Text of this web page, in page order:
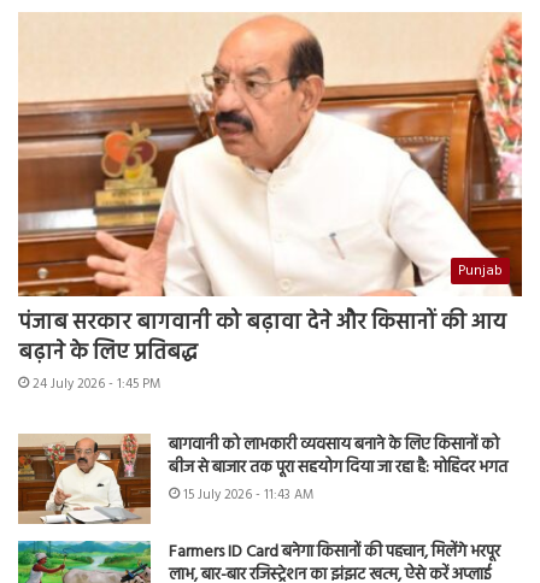
Punjab
पंजाब सरकार बागवानी को बढ़ावा देने और किसानों की आय
बढ़ाने के लिए प्रतिबद्ध
24 July 2026 - 1:45 PM
बागवानी को लाभकारी व्यवसाय बनाने के लिए किसानों को
बीज से बाजार तक पूरा सहयोग दिया जा रहा है: मोहिंदर भगत
15 July 2026 - 11:43 AM
Farmers ID Card बनेगा किसानों की पहचान, मिलेंगे भरपूर
लाभ, बार-बार रजिस्ट्रेशन का झंझट खत्म, ऐसे करें अप्लाई